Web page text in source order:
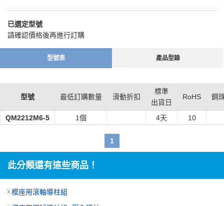
已選定型號
請確認價格後再進行訂購
型號表 產品型錄
型號 最低訂購數量 滑動折扣
標準
出貨日
RoHS 鋼
QM2212M6-5 1個 4天 10
1
此分類還有這些商品！
模座用滾軸導柱組